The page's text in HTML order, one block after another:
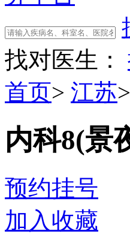
找对医生：
首页> 江苏>
内科8(景
预约挂号
加入收藏